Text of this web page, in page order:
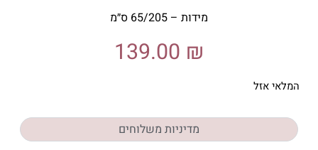
מידות – 65/205 ס״מ
139.00 ₪
המלאי אזל
מדיניות משלוחים